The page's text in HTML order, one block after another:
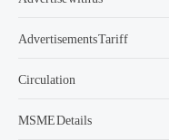
Advertisements Tariff
Circulation
MSME Details